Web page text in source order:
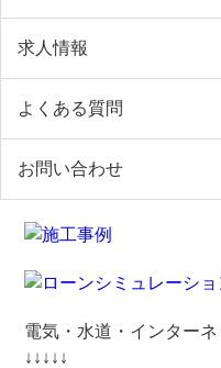
求人情報
よくある質問
お問い合わせ
電気・水道・インター
↓↓↓↓↓